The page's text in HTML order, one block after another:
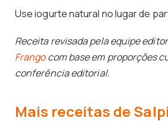
Use iogurte natural no lugar de
Receita revisada pela equipe
Frangocom base em proporções
conferência editorial.
Mais receitas de